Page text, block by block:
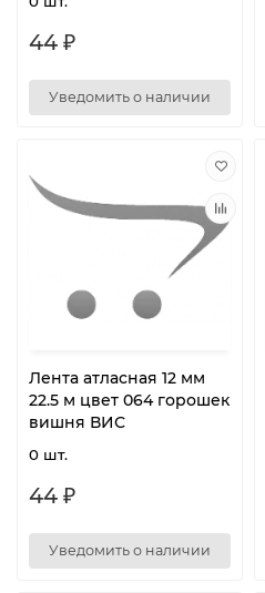
44 ₽
Уведомить о наличии
Лента атласная 12 мм
22.5 м цвет 064 горошек
вишня ВИС
0 шт.
44 ₽
Уведомить о наличии